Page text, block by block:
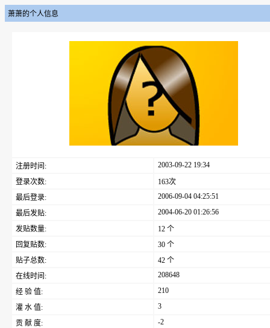
萧萧的个人信息
注册时间:
2003-09-22 19:34
登录次数:
163次
最后登录:
2006-09-04 04:25:51
最后发贴:
2004-06-20 01:26:56
发贴数量:
12 个
回复贴数:
30 个
贴子总数:
42 个
在线时间:
208648
经 验 值:
210
灌 水 值:
3
贡 献 度:
-2